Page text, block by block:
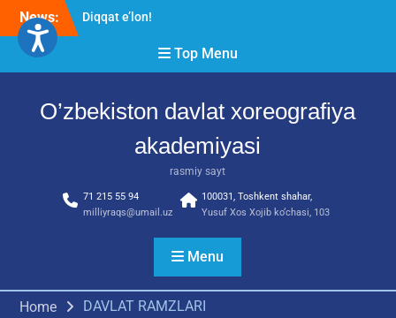
Skip
content
News:
Diqqat e’lon!
2026” tadbiri bo‘lib o‘tdi
RESPUBLIKA ILMIY-
Top Menu
O’zbekiston davlat xoreografiya
akademiyasi
rasmiy sayt
71 215 55 94
milliyraqs@umail.uz
100031, Toshkent shahar,
Yusuf Xos Xojib ko‘chasi, 103
Menu
Home DAVLAT RAMZLARI